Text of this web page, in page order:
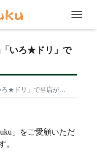
いろ★ドリ」で
で当店が紹介されます
」をご愛顧いただ
。